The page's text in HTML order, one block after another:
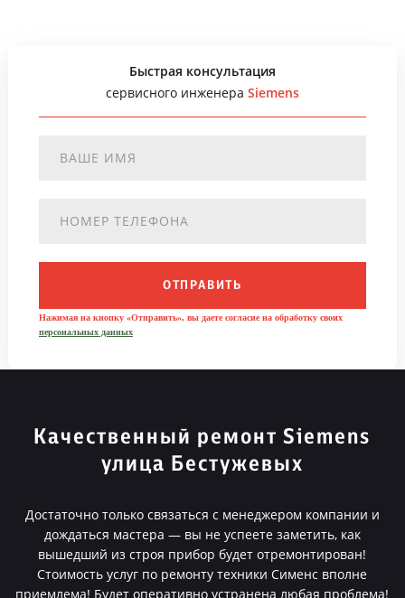
Быстрая консультация
сервисного инженера Siemens
ОТПРАВИТЬ
Нажимая на кнопку «Отправить», вы даете согласие на обработку своих
персональных данных
Качественный ремонт Siemens
улица Бестужевых
Достаточно только связаться с менеджером компании и
дождаться мастера — вы не успеете заметить, как
вышедший из строя прибор будет отремонтирован!
Стоимость услуг по ремонту техники Сименс вполне
приемлема! Будет оперативно устранена любая проблема!